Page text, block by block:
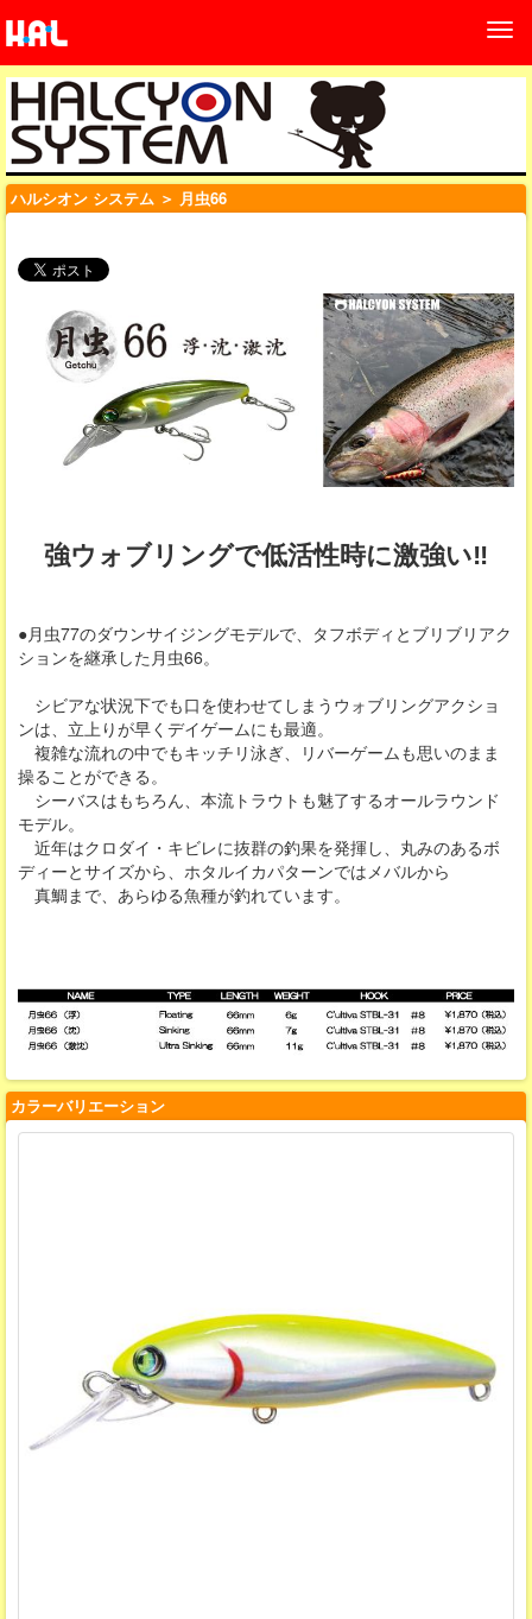
ハルシオン システム ＞ 月虫66
強ウォブリングで低活性時に激強い‼
●月虫77のダウンサイジングモデルで、タフボディとブリブリアク
ションを継承した月虫66。
シビアな状況下でも口を使わせてしまうウォブリングアクショ
ンは、立上りが早くデイゲームにも最適。
複雑な流れの中でもキッチリ泳ぎ、リバーゲームも思いのまま
操ることができる。
シーバスはもちろん、本流トラウトも魅了するオールラウンド
モデル。
近年はクロダイ・キビレに抜群の釣果を発揮し、丸みのあるボ
ディーとサイズから、ホタルイカパターンではメバルから
真鯛まで、あらゆる魚種が釣れています。
カラーバリエーション